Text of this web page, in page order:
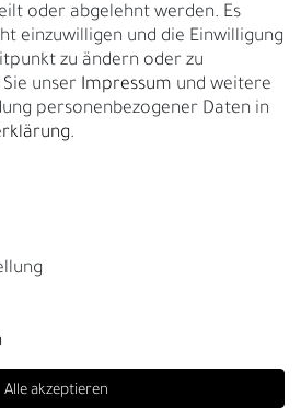
direkt an unser Service-Team.
93053 Regensburg, Nelkenweg 3b
oder abgelehnt werden. Es
einzuwilligen und die Einwilligung
zu ändern oder zu
unser Impressum und weitere
personenbezogener Daten in
.
Alle akzeptieren